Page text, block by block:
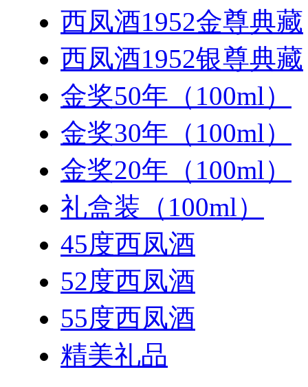
西凤酒1952金尊典藏
西凤酒1952银尊典藏
金奖50年（100ml）
金奖30年（100ml）
金奖20年（100ml）
礼盒装（100ml）
45度西凤酒
52度西凤酒
55度西凤酒
精美礼品